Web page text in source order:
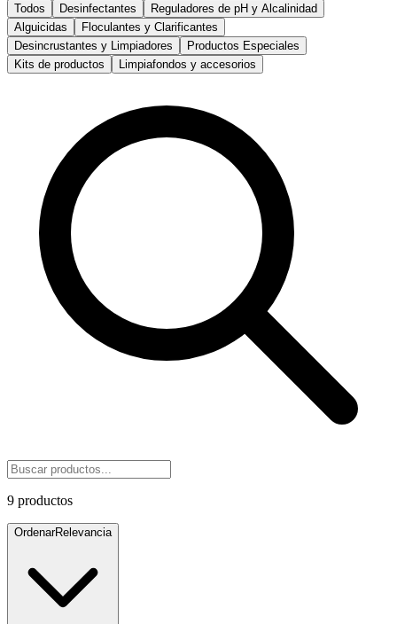
Todos Desinfectantes
Reguladores de pH y Alcalinidad
Alguicidas
Floculantes y Clarificantes
Desincrustantes y Limpiadores
Productos Especiales
Kits de productos
Limpiafondos y accesorios
9 productos
OrdenarRelevancia